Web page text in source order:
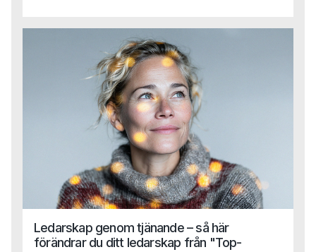
inte för att han hade alla svar, utan för att han hade viljan att
driva den nödvändiga förändringen.
Ledarskap genom tjänande – så här
förändrar du ditt ledarskap från "Top-